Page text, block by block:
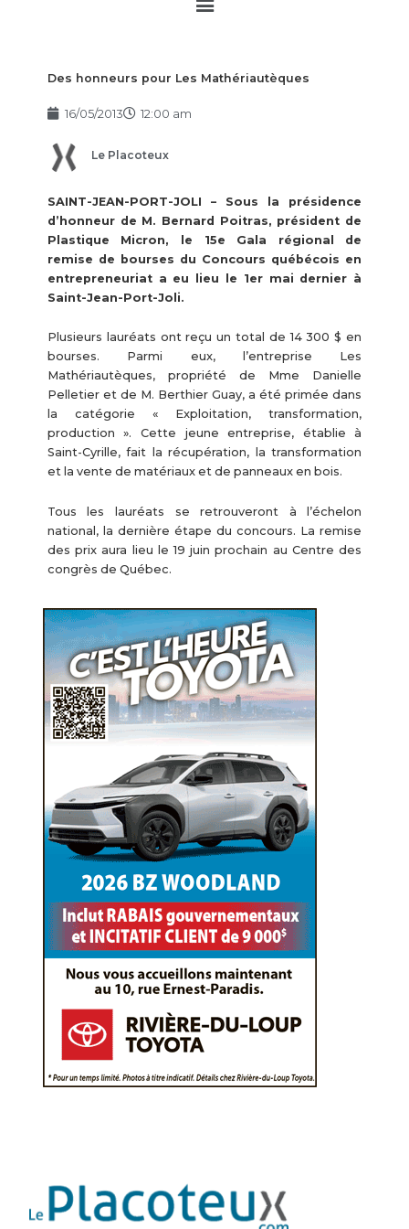
Des honneurs pour Les Mathériautèques
16/05/2013 12:00 am
Le Placoteux
SAINT-JEAN-PORT-JOLI – Sous la présidence
d’honneur de M. Bernard Poitras, président de
Plastique Micron, le 15e Gala régional de
remise de bourses du Concours québécois en
entrepreneuriat a eu lieu le 1er mai dernier à
Saint-Jean-Port-Joli.
Plusieurs lauréats ont reçu un total de 14 300 $ en
bourses. Parmi eux, l’entreprise Les
Mathériautèques, propriété de Mme Danielle
Pelletier et de M. Berthier Guay, a été primée dans
la catégorie « Exploitation, transformation,
production ». Cette jeune entreprise, établie à
Saint-Cyrille, fait la récupération, la transformation
et la vente de matériaux et de panneaux en bois.
Tous les lauréats se retrouveront à l’échelon
national, la dernière étape du concours. La remise
des prix aura lieu le 19 juin prochain au Centre des
congrès de Québec.